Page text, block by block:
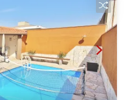
desde 2000!
Alto da Boa Vista |